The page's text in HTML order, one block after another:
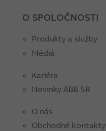
O SPOLOČNOSTI
Produkty a služby
Médiá
Kariéra
Novinky ABB SR
O nás
Obchodné kontakty